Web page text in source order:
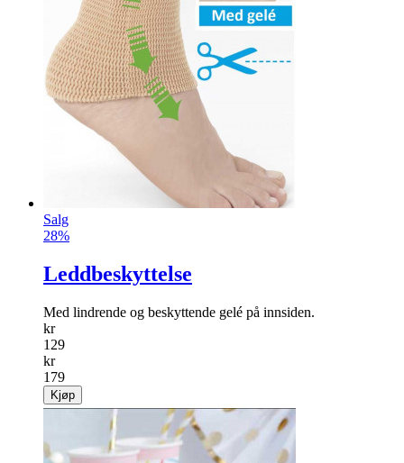
Salg
28%
Leddbeskyttelse
Med lindrende og beskyttende gelé på inn­siden.
kr
129
kr
179
Kjøp